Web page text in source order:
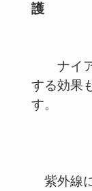
護
ナイア
する効果
紫外線